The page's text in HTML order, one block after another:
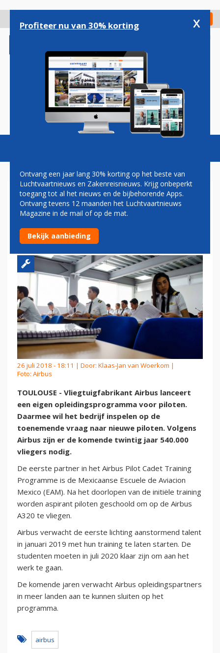
gaan
Check in
Magazine Podcasts Vacatures
VLIEGTUIGBOUWER AIRBUS
START EIGEN
PILOTENOPLEIDING
26 juli 2018 - 18:11 | Door: Klaas-Jan van Woerkom |
Foto: Airbus
TOULOUSE - Vliegtuigfabrikant Airbus lanceert
een eigen opleidingsprogramma voor piloten.
Daarmee wil het bedrijf inspelen op de
toenemende vraag naar nieuwe piloten. Volgens
Airbus zijn er de komende twintig jaar 540.000
vliegers nodig.
De eerste partner in het Airbus Pilot Cadet Training
Programme is de Mexicaanse Escuele de Aviacion
Mexico (EAM). Na het doorlopen van de initiële training
worden aspirant piloten geschoold om op de Airbus
A320 te vliegen.
Airbus verwacht de eerste lichting aanstormend talent
in januari 2019 met hun training te laten starten. De
studenten moeten in juli 2020 klaar zijn om aan het
werk te gaan.
De komende jaren verwacht Airbus opleidingspartners
in meer landen aan te kunnen sluiten op het
programma.
airbus
Profiteer nu van 30% korting x
Ontvang een jaar lang 30% korting op het beste van
Luchtvaartnieuws en Zakenreisnieuws. Krijg onbeperkt
toegang tot al het nieuws en de bijbehorende Apps.
Ontvang tevens 12 maanden het Luchtvaartnieuws
Magazine in de mail of op de mat.
Bekijk aanbieding